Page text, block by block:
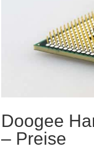
Doogee
– Preise